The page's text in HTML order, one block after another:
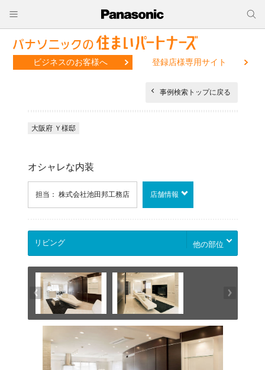
ビジネスのお客様へ 登録店様専用サイト
事例検索トップに戻る
大阪府 Ｙ様邸
オシャレな内装
担当： 株式会社池田邦工務店 店舗情報
他の部位